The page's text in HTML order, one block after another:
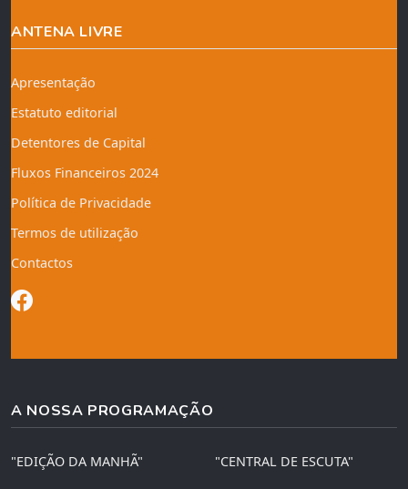
ANTENA LIVRE
Apresentação
Estatuto editorial
Detentores de Capital
Fluxos Financeiros 2024
Política de Privacidade
Termos de utilização
Contactos
A NOSSA PROGRAMAÇÃO
"EDIÇÃO DA MANHÃ" "CENTRAL DE ESCUTA"